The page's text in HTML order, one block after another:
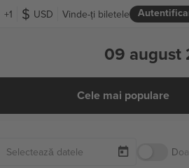
+1 USD Vinde-ți biletele
09 august
Cele mai populare